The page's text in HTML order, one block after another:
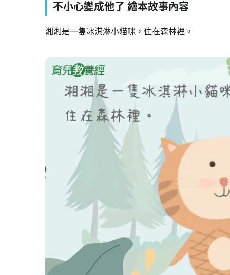
不小心變成他了 繪本故事內容
湘湘是一隻冰淇淋小貓咪，住在森林裡。